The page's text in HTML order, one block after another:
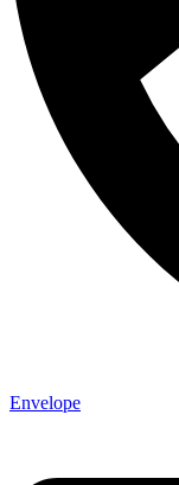
Envelope